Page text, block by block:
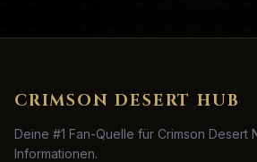
CRIMSON DESERT HUB
Deine #1 Fan-Quelle für Crimson Desert
Informationen.